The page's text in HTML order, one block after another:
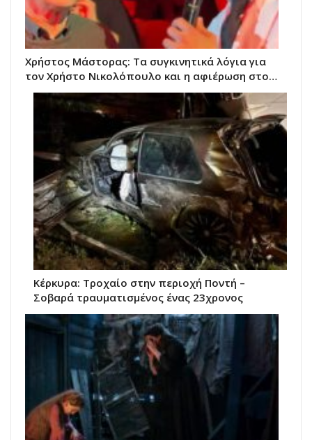
Χρήστος Μάστορας: Τα συγκινητικά λόγια για
τον Χρήστο Νικολόπουλο και η αφιέρωση στο…
Κέρκυρα: Τροχαίο στην περιοχή Ποντή –
Σοβαρά τραυματισμένος ένας 23χρονος